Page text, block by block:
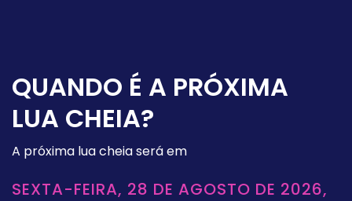
QUANDO É A PRÓXIMA
LUA CHEIA?
A próxima lua cheia será em
SEXTA-FEIRA, 28 DE AGOSTO DE 2026,